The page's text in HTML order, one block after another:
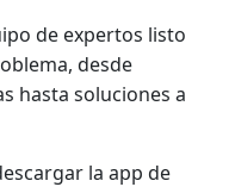
de expertos listo
desde
hasta soluciones a
la app de